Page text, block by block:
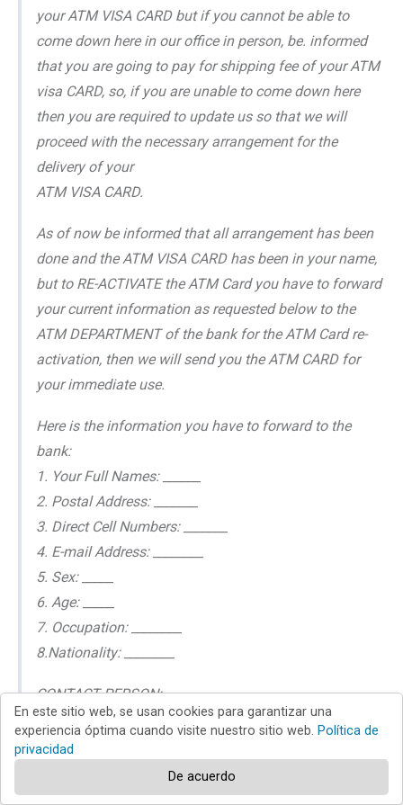
your ATM VISA CARD but if you cannot be able to
come down here in our office in person, be. informed
that you are going to pay for shipping fee of your ATM
visa CARD, so, if you are unable to come down here
then you are required to update us so that we will
proceed with the necessary arrangement for the
delivery of your
ATM VISA CARD.
As of now be informed that all arrangement has been
done and the ATM VISA CARD has been in your name,
but to RE-ACTIVATE the ATM Card you have to forward
your current information as requested below to the
ATM DEPARTMENT of the bank for the ATM Card re-
activation, then we will send you the ATM CARD for
your immediate use.
Here is the information you have to forward to the
bank:
1. Your Full Names: ______
2. Postal Address: _______
3. Direct Cell Numbers: _______
4. E-mail Address: ________
5. Sex: _____
6. Age: _____
7. Occupation: ________
8.Nationality: ________
CONTACT PERSON:
International Monetary Fund Director
E-mail:(kristalinageorgieva63@hotmail.com)
Otro ejemplo de correo spam con temática de tarjeta ATM:
En este sitio web, se usan cookies para garantizar una
experiencia óptima cuando visite nuestro sitio web. Política de
privacidad
De acuerdo